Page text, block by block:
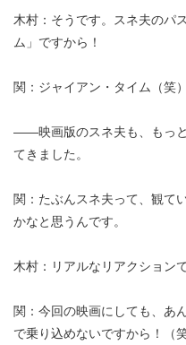
木村：そうです。スネ夫のパ
ム」ですから！
関：ジャイアン・タイム（笑）
――映画版のスネ夫も、もっ
てきました。
関：たぶんスネ夫って、観て
かなと思うんです。
木村：リアルなリアクション
関：今回の映画にしても、あ
で乗り込めないですから！（